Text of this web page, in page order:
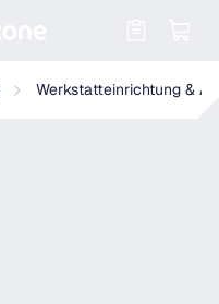
Werkstatteinrichtung &